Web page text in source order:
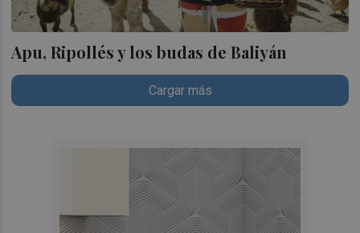
Apu, Ripollés y los budas de Baliyán
Cargar más